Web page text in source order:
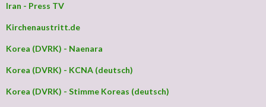
Iran - Press TV
Kirchenaustritt.de
Korea (DVRK) - Naenara
Korea (DVRK) - KCNA (deutsch)
Korea (DVRK) - Stimme Koreas (deutsch)